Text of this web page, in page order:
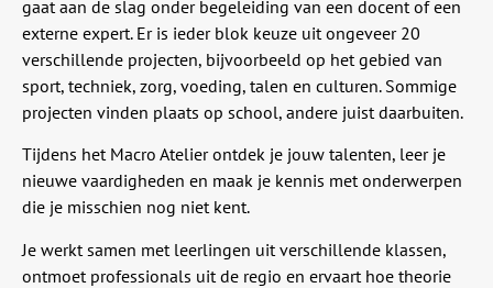
gaat aan de slag onder begeleiding van een docent of een
externe expert. Er is ieder blok keuze uit ongeveer 20
verschillende projecten, bijvoorbeeld op het gebied van
sport, techniek, zorg, voeding, talen en culturen. Sommige
projecten vinden plaats op school, andere juist daarbuiten.
Tijdens het Macro Atelier ontdek je jouw talenten, leer je
nieuwe vaardigheden en maak je kennis met onderwerpen
die je misschien nog niet kent.
Je werkt samen met leerlingen uit verschillende klassen,
ontmoet professionals uit de regio en ervaart hoe theorie